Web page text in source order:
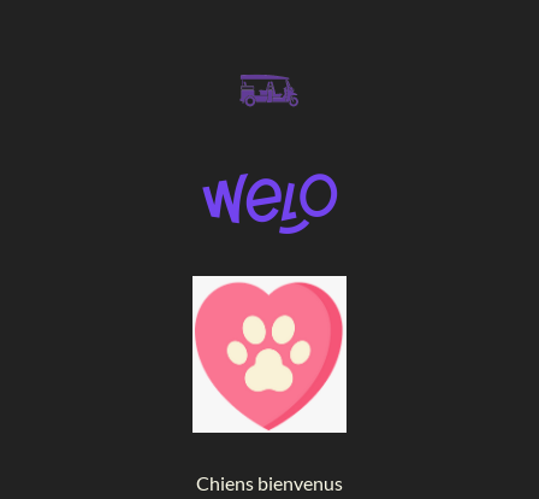
Chiens bienvenus